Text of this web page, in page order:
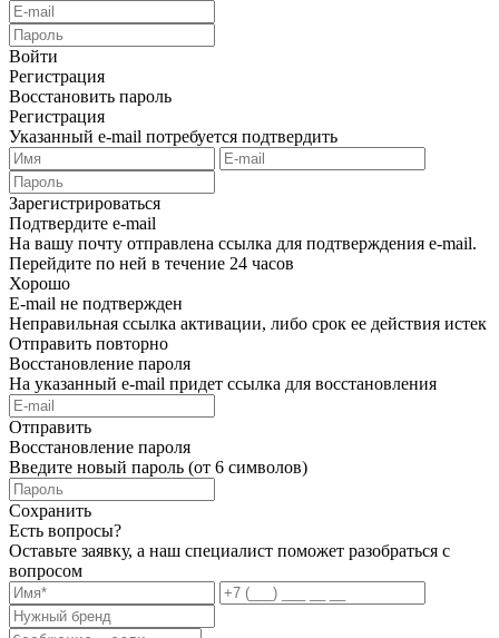
Войти
Регистрация
Восстановить пароль
Регистрация
Указанный e-mail потребуется подтвердить
Зарегистрироваться
Подтвердите e-mail
На вашу почту отправлена ссылка для подтверждения e-mail.
Перейдите по ней в течение 24 часов
Хорошо
E-mail не подтвержден
Неправильная ссылка активации, либо срок ее действия истек
Отправить повторно
Восстановление пароля
На указанный e-mail придет ссылка для восстановления
Отправить
Восстановление пароля
Введите новый пароль (от 6 символов)
Сохранить
Есть вопросы?
Оставьте заявку, а наш специалист поможет разобраться с
вопросом